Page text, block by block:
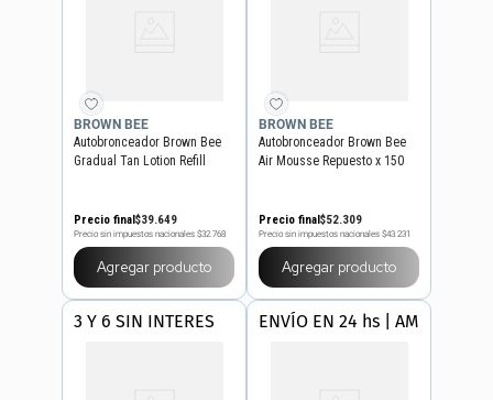
BROWN BEE
Autobronceador Brown Bee
Gradual Tan Lotion Refill
Precio final$39.649
Precio sin impuestos nacionales $32.768
Agregar producto
BROWN BEE
Autobronceador Brown Bee
Air Mousse Repuesto x 150
Precio final$52.309
Precio sin impuestos nacionales $43.231
Agregar producto
3 Y 6 SIN INTERES ENVÍO EN 24 hs | AMBA